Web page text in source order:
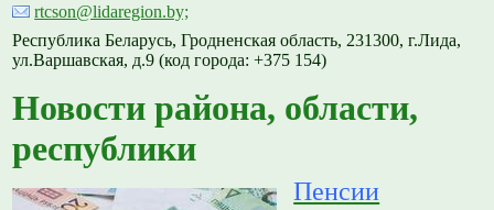
rtcson@lidaregion.by;
Республика Беларусь, Гродненская область, 231300, г.Лида,
ул.Варшавская, д.9 (код города: +375 154)
Новости района, области,
республики
Пенсии